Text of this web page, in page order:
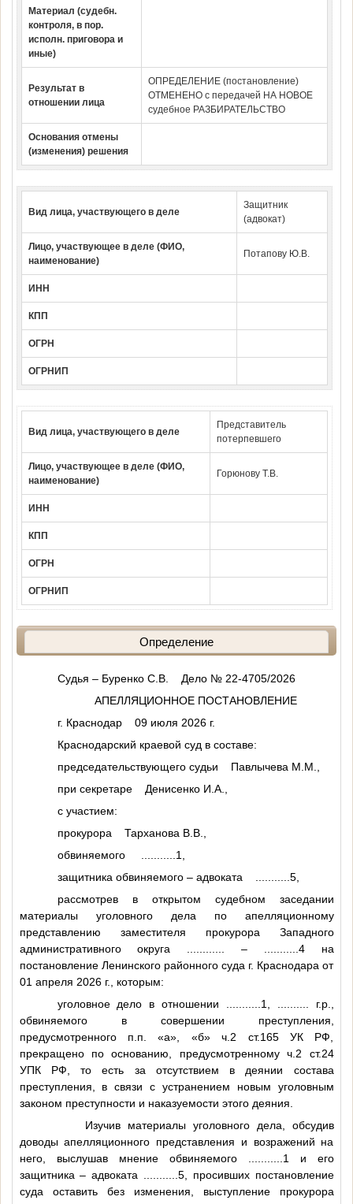
Материал (судебн.
контроля, в пор.
исполн. приговора и
иные)
Результат в
отношении лица
ОПРЕДЕЛЕНИЕ (постановление)
ОТМЕНЕНО с передачей НА НОВОЕ
судебное РАЗБИРАТЕЛЬСТВО
Основания отмены
(изменения) решения
Вид лица, участвующего в деле
Защитник
(адвокат)
Лицо, участвующее в деле (ФИО,
наименование)
Потапову Ю.В.
ИНН
КПП
ОГРН
ОГРНИП
Вид лица, участвующего в деле
Представитель
потерпевшего
Лицо, участвующее в деле (ФИО,
наименование)
Горюнову Т.В.
ИНН
КПП
ОГРН
ОГРНИП
Определение
Судья – Буренко С.В. Дело № 22-4705/2026
АПЕЛЛЯЦИОННОЕ ПОСТАНОВЛЕНИЕ
г. Краснодар 09 июля 2026 г.
Краснодарский краевой суд в составе:
председательствующего судьи Павлычева М.М.,
при секретаре Денисенко И.А.,
с участием:
прокурора Тарханова В.В.,
обвиняемого
...........1
защитника обвиняемого – адвоката
...........5,
рассмотрев в открытом судебном заседании
материалы уголовного дела по апелляционному
представлению заместителя прокурора Западного
административного округа
– ...........4на
постановление Ленинского районного суда г. Краснодара от
01 апреля 2026 г., которым:
уголовное дело в отношении
...........1
г.р.,
обвиняемого в совершении преступления,
предусмотренного п.п. «а», «б» ч.2 ст.165 УК РФ,
прекращено по основанию, предусмотренному ч.2 ст.24
УПК РФ, то есть за отсутствием в деянии состава
преступления, в связи с устранением новым уголовным
законом преступности и наказуемости этого деяния.
Изучив материалы уголовного дела, обсудив
доводы апелляционного представления и возражений на
него, выслушав мнение обвиняемого
...........1
и его
защитника – адвоката
...........5, просивших постановление
суда оставить без изменения, выступление прокурора